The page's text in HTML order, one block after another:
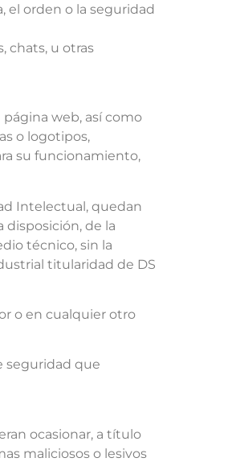
el orden o la seguridad
chats, u otras
web, así como
o logotipos,
su funcionamiento,
Intelectual, quedan
de la
técnico, sin la
titularidad de DS
o en cualquier otro
seguridad que
ocasionar, a título
maliciosos o lesivos